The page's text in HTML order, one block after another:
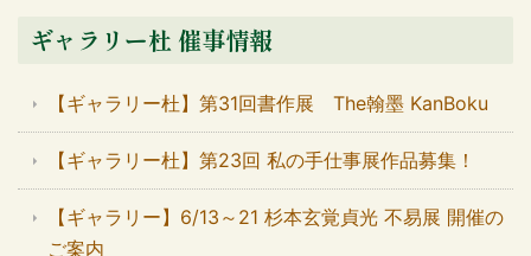
ギャラリー杜 催事情報
【ギャラリー杜】第31回書作展 The翰墨 KanBoku
【ギャラリー杜】第23回 私の手仕事展作品募集！
【ギャラリー】6/13～21 杉本玄覚貞光 不易展 開催の
ご案内